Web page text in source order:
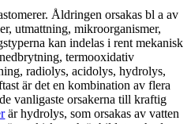
Åldringen orsakas bl a av
utmattning, mikroorganismer,
kan indelas i rent mekanisk
termooxidativ
radiolys, acidolys, hydrolys,
är det en kombination av flera
vanligaste orsakerna till kraftig
är hydrolys, som orsakas av vatten